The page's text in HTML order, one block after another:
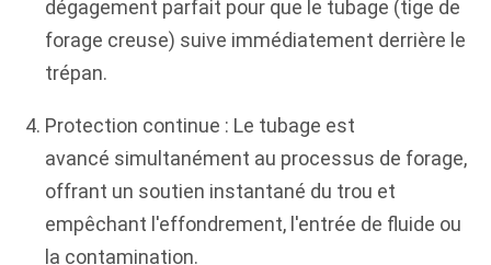
dégagement parfait pour que le tubage (tige de
forage creuse) suive immédiatement derrière le
trépan.
Protection continue : Le tubage est
avancé simultanément au processus de forage,
offrant un soutien instantané du trou et
empêchant l'effondrement, l'entrée de fluide ou
la contamination.